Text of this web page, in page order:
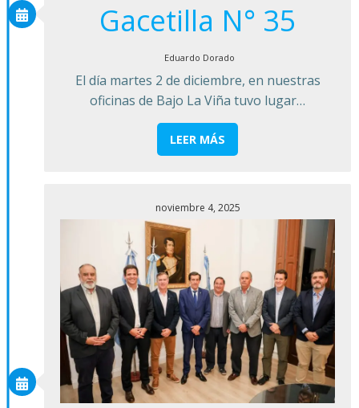
Gacetilla N° 35
Eduardo Dorado
El día martes 2 de diciembre, en nuestras
oficinas de Bajo La Viña tuvo lugar…
LEER MÁS
noviembre 4, 2025